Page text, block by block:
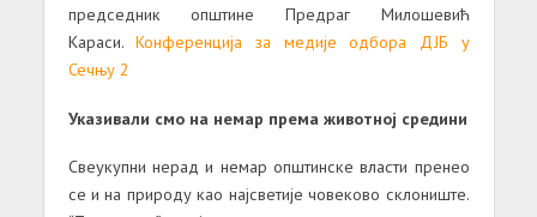
председник општине Предраг Милошевић
Караси.Конференција за медије одбора ДЈБ у
Сечњу 2
Указивали смо на немар према животној средини
Свеукупни нерад и немар општинске власти пренео
се и на природу као најсветије човеково склониште.